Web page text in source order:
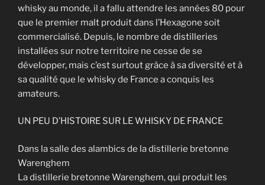
whisky au monde, il a fallu attendre les années 80 pour
que le premier malt produit dans l’Hexagone soit
commercialisé. Depuis, le nombre de distilleries
installées sur notre territoire ne cesse de se
développer, mais c’est surtout grâce à sa diversité et à
sa qualité que le whisky de France a conquis les
amateurs.
UN PEU D’HISTOIRE SUR LE WHISKY DE FRANCE
Dans la salle des alambics de la distillerie bretonne
Warenghem
La distillerie bretonne Warenghem, qui produit les